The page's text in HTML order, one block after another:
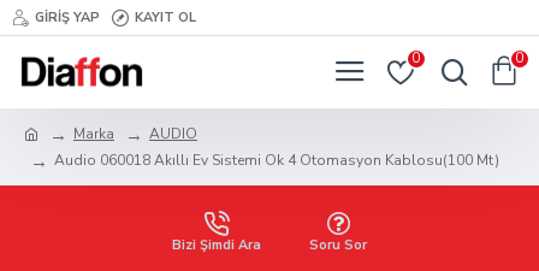
GIRIŞ YAP KAYIT OL
0 0
Marka
AUDIO
Audio 060018 Akıllı Ev Sistemi Ok 4 Otomasyon Kablosu(100 Mt)
Bizi Şimdi Ara Soru Sor